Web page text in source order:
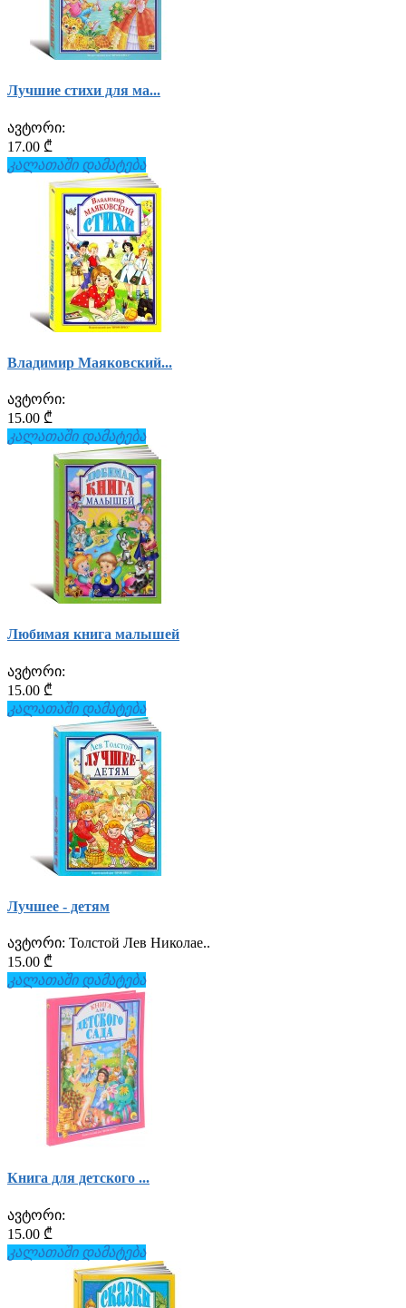
Лучшие стихи для ма...
ავტორი:
17.00 ₾
კალათაში დამატება
Владимир Маяковский...
ავტორი:
15.00 ₾
კალათაში დამატება
Любимая книга малышей
ავტორი:
15.00 ₾
კალათაში დამატება
Лучшее - детям
ავტორი: Толстой Лев Николае..
15.00 ₾
კალათაში დამატება
Книга для детского ...
ავტორი:
15.00 ₾
კალათაში დამატება